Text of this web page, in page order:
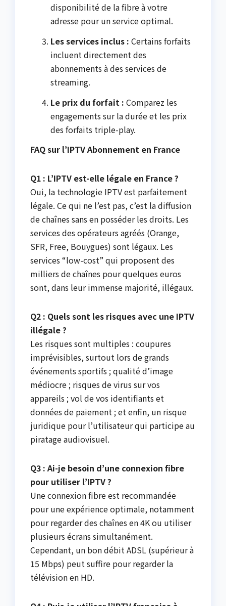
disponibilité de la fibre à votre
adresse pour un service optimal.
Les services inclus : Certains forfaits
incluent directement des
abonnements à des services de
streaming.
Le prix du forfait : Comparez les
engagements sur la durée et les prix
des forfaits triple-play.
FAQ sur l’IPTV Abonnement en France
Q1 : L’IPTV est-elle légale en France ?
Oui, la technologie IPTV est parfaitement
légale. Ce qui ne l’est pas, c’est la diffusion
de chaînes sans en posséder les droits. Les
services des opérateurs agréés (Orange,
SFR, Free, Bouygues) sont légaux. Les
services “low-cost” qui proposent des
milliers de chaînes pour quelques euros
sont, dans leur immense majorité, illégaux.
Q2 : Quels sont les risques avec une IPTV
illégale ?
Les risques sont multiples : coupures
imprévisibles, surtout lors de grands
événements sportifs ; qualité d’image
médiocre ; risques de virus sur vos
appareils ; vol de vos identifiants et
données de paiement ; et enfin, un risque
juridique pour l’utilisateur qui participe au
piratage audiovisuel.
Q3 : Ai-je besoin d’une connexion fibre
pour utiliser l’IPTV ?
Une connexion fibre est recommandée
pour une expérience optimale, notamment
pour regarder des chaînes en 4K ou utiliser
plusieurs écrans simultanément.
Cependant, un bon débit ADSL (supérieur à
15 Mbps) peut suffire pour regarder la
télévision en HD.